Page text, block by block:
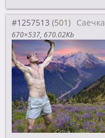
#1257513 Саечка
670×537 670.02Kb